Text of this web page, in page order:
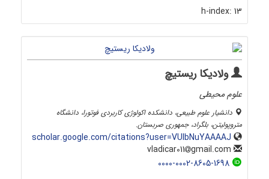
h-index: 13
ولادیکا ریستیچ
علوم محیطی
دانشیار علوم طبیعی، دانشکده اکولوژی کاربردی فوتورا، دانشگاه
متروپولیتن، بلگراد، جمهوری صربستان.
scholar.google.com/citations?user=VUlbNuYAAAAJ
gmail.com
0000-0002-8605-1698